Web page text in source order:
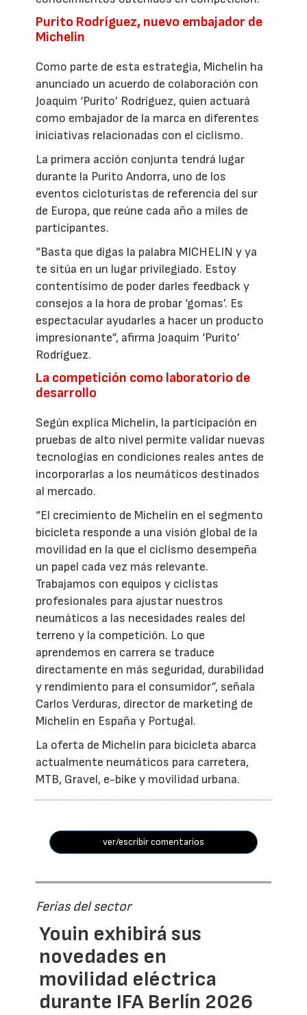
Purito Rodríguez, nuevo embajador de
Michelin
Como parte de esta estrategia, Michelin ha
anunciado un acuerdo de colaboración con
Joaquim ‘Purito’ Rodríguez, quien actuará
como embajador de la marca en diferentes
iniciativas relacionadas con el ciclismo.
La primera acción conjunta tendrá lugar
durante la Purito Andorra, uno de los
eventos cicloturistas de referencia del sur
de Europa, que reúne cada año a miles de
participantes.
“Basta que digas la palabra MICHELIN y ya
te sitúa en un lugar privilegiado. Estoy
contentísimo de poder darles feedback y
consejos a la hora de probar ‘gomas’. Es
espectacular ayudarles a hacer un producto
impresionante”, afirma Joaquim ‘Purito’
Rodríguez.
La competición como laboratorio de
desarrollo
Según explica Michelin, la participación en
pruebas de alto nivel permite validar nuevas
tecnologías en condiciones reales antes de
incorporarlas a los neumáticos destinados
al mercado.
“El crecimiento de Michelin en el segmento
bicicleta responde a una visión global de la
movilidad en la que el ciclismo desempeña
un papel cada vez más relevante.
Trabajamos con equipos y ciclistas
profesionales para ajustar nuestros
neumáticos a las necesidades reales del
terreno y la competición. Lo que
aprendemos en carrera se traduce
directamente en más seguridad, durabilidad
y rendimiento para el consumidor”, señala
Carlos Verduras, director de marketing de
Michelin en España y Portugal.
La oferta de Michelin para bicicleta abarca
actualmente neumáticos para carretera,
MTB, Gravel, e-bike y movilidad urbana.
ver/escribir comentarios
Ferias del sector
Youin exhibirá sus
novedades en
movilidad eléctrica
durante IFA Berlín 2026